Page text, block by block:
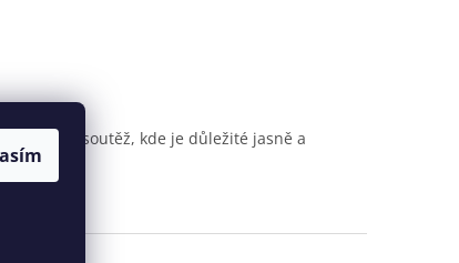
každou soutěž, kde je důležité jasně a